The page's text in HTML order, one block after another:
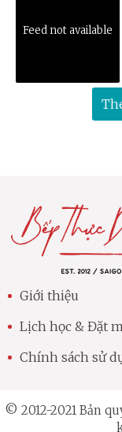
Feed not available
Giới thiệu
Lịch học & Đặt
Chính sách sử
© 2012-2021 Bản